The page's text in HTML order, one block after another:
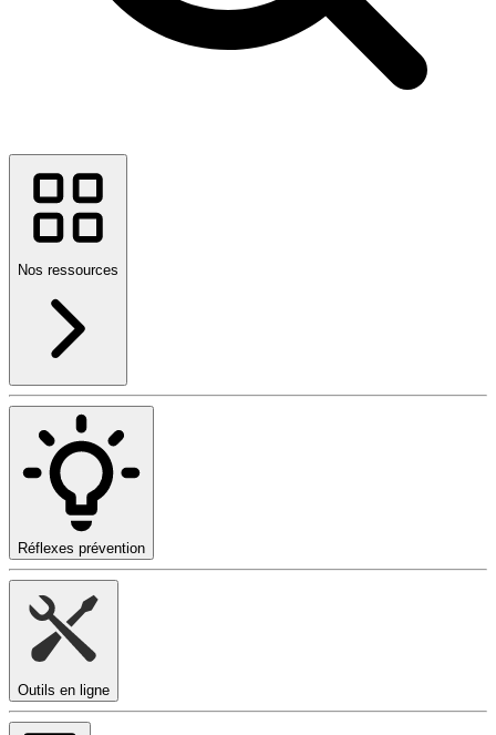
Nos ressources
Réflexes prévention
Outils en ligne